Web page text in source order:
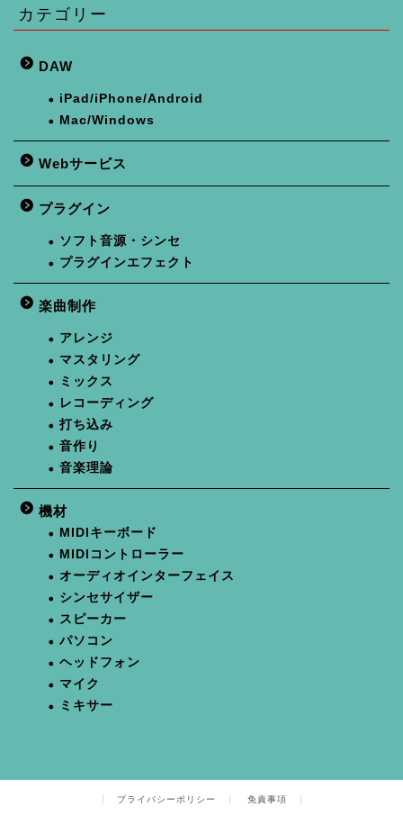
カテゴリー
DAW
iPad/iPhone/Android
Mac/Windows
Webサービス
プラグイン
ソフト音源・シンセ
プラグインエフェクト
楽曲制作
アレンジ
マスタリング
ミックス
レコーディング
打ち込み
音作り
音楽理論
機材
MIDIキーボード
MIDIコントローラー
オーディオインターフェイス
シンセサイザー
スピーカー
パソコン
ヘッドフォン
マイク
ミキサー
プライバシーポリシー 免責事項